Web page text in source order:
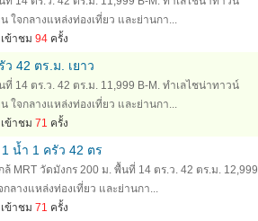
ใจกลางแหล่งท่องเที่ยว และย่านกา...
ข้าชม 94ครั้ง
42 ตร.ม. เยาว
14 ตร.ว. 42 ตร.ม. 11,999 B-M. ทำเลไชน่าทาวน์
ใจกลางแหล่งท่องเที่ยว และย่านกา...
ข้าชม 71 ครั้ง
น้ำ 1 ครัว 42 ตร
MRT วัดมังกร 200 ม. พื้นที่ 14 ตร.ว. 42 ตร.ม. 12,999
างแหล่งท่องเที่ยว และย่านกา...
ข้าชม 71 ครั้ง